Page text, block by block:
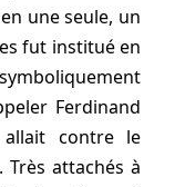
une seule, un
fut institué en
Ferdinand
contre le
Très attachés à